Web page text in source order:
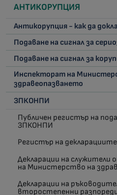
АНТИКОРУПЦИЯ
Антикорупция - как да
Подаване на сигнал за
Подаване на сигнал за
Инспекторат на
здравеопазването
ЗПКОНПИ
Публичен регистър на
ЗПКОНПИ
Регистър на
Декларации на
на Министерство на
Декларации на
второстепенни